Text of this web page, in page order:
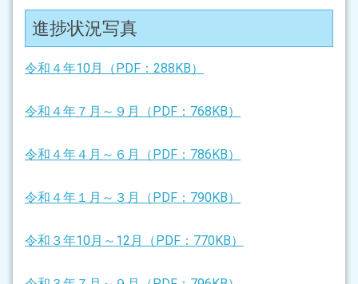
進捗状況写真
令和４年10月（PDF：288KB）
令和４年７月～９月（PDF：768KB）
令和４年４月～６月（PDF：786KB）
令和４年１月～３月（PDF：790KB）
令和３年10月～12月（PDF：770KB）